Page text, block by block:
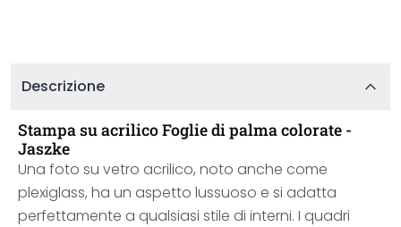
Descrizione
Stampa su acrilico Foglie di palma colorate -
Jaszke
Una foto su vetro acrilico, noto anche come
plexiglass, ha un aspetto lussuoso e si adatta
perfettamente a qualsiasi stile di interni. I quadri